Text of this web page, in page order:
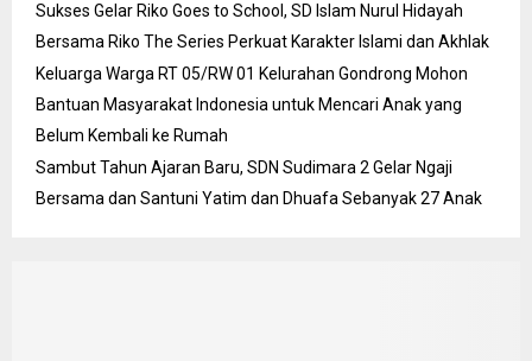
Sukses Gelar Riko Goes to School, SD Islam Nurul Hidayah
Bersama Riko The Series Perkuat Karakter Islami dan Akhlak
Keluarga Warga RT 05/RW 01 Kelurahan Gondrong Mohon
Bantuan Masyarakat Indonesia untuk Mencari Anak yang
Belum Kembali ke Rumah
Sambut Tahun Ajaran Baru, SDN Sudimara 2 Gelar Ngaji
Bersama dan Santuni Yatim dan Dhuafa Sebanyak 27 Anak